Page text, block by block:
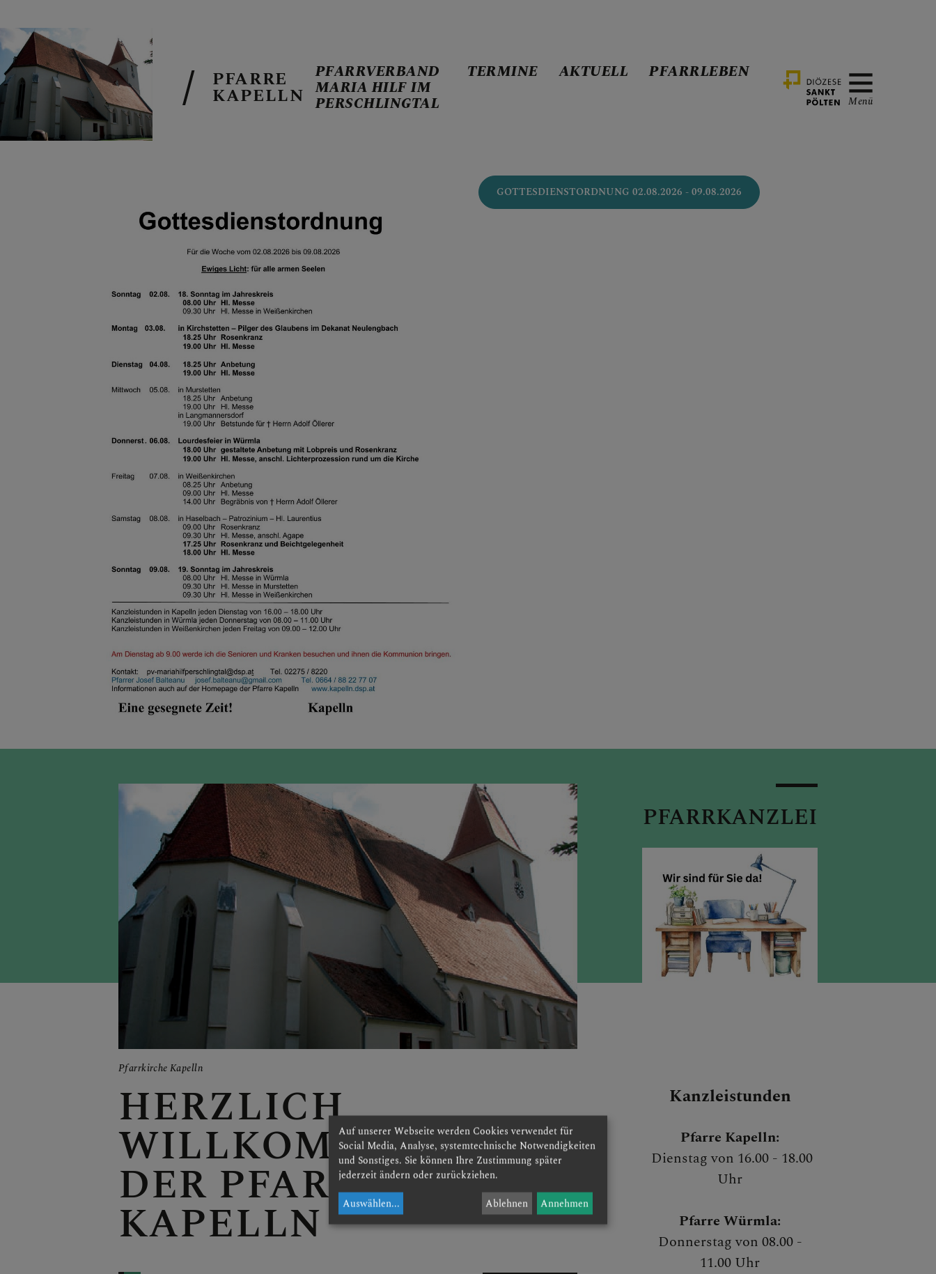
PFARRVERBAND MARIA HILF IM PERSCHLINGTAL
TERMINE
AKTUELL
GOTTESDIENSTORDNUNG
PFARRBLÄTTER
PFARRLEBEN
PFARRTEAM
PFARRE
KAPELLN
PFARRVERBAND
MARIA HILF IM
PERSCHLINGTAL
TERMINE AKTUELL PFARRLEBEN
Menü
GOTTESDIENSTORDNUNG 02.08.2026 - 09.08.2026
Pfarrkirche Kapelln
HERZLICH
WILLKOMMEN IN
DER PFARRE
KAPELLN
HERZLICH
WILLKOMMEN
DER PFARRE
KAPELLN
PFARRKANZLEI
Kanzleistunden
Pfarre Kapelln:
Dienstag von 16.00 - 18.00
Uhr
Pfarre Würmla:
Donnerstag von 08.00 -
11.00 Uhr
Auf unserer Webseite werden Cookies verwendet für
Social Media, Analyse, systemtechnische Notwendigkeiten
und Sonstiges. Sie können Ihre Zustimmung später
jederzeit ändern oder zurückziehen.
Auswählen... Ablehnen Annehmen